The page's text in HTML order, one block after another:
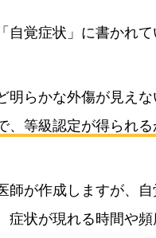
自覚症状」に書かれ
明らかな外傷が見え
、等級認定が得られ
師が作成しますが、
症状が現れる時間や